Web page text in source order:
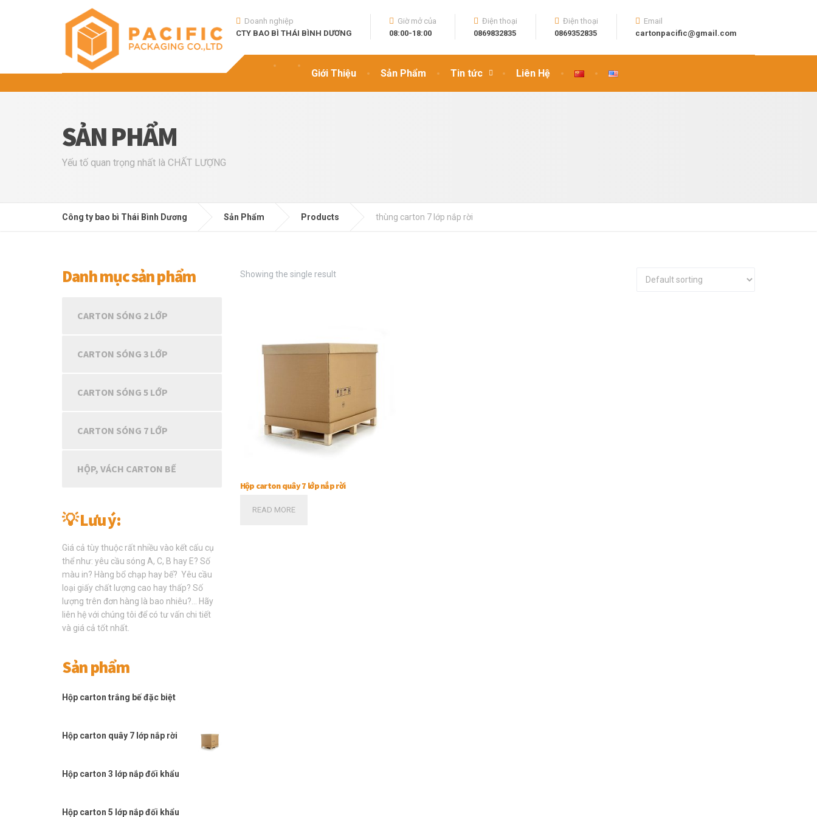
Giới Thiệu Sản Phẩm Tin tức Liên Hệ
Doanh nghiệp
CTY BAO BÌ THÁI BÌNH DƯƠNG
Giờ mở của
08:00-18:00
Điện thoại
0869832835
Điện thoại
0869352835
Email
cartonpacific@gmail.com
SẢN PHẨM
Yếu tố quan trọng nhất là CHẤT LƯỢNG
Công ty bao bì Thái Bình Dương Sản Phẩm Products thùng carton 7 lớp nắp rời
Showing the single result
Hộp carton quây 7 lớp nắp rời
READ MORE
Danh mục sản phẩm
CARTON SÓNG 2 LỚP
CARTON SÓNG 3 LỚP
CARTON SÓNG 5 LỚP
CARTON SÓNG 7 LỚP
HỘP, VÁCH CARTON BẾ
💡 Lưu ý:
Giá cả tùy thuộc rất nhiều vào kết cấu cụ
thể như: yêu cầu sóng A, C, B hay E? Số
màu in? Hàng bổ chạp hay bế? Yêu cầu
loại giấy chất lượng cao hay thấp? Số
lượng trên đơn hàng là bao nhiêu?… Hãy
liên hệ với chúng tôi để có tư vấn chi tiết
và giá cả tốt nhất.
Sản phẩm
Hộp carton trắng bế đặc biệt
Hộp carton quây 7 lớp nắp rời
Hộp carton 3 lớp nắp đối khẩu
Hộp carton 5 lớp nắp đối khẩu